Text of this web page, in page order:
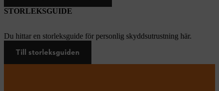
STORLEKSGUIDE
Du hittar en storleksguide för personlig skyddsutrustning här.
Till storleksguiden